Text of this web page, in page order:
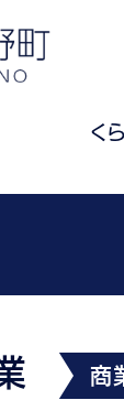
く
商